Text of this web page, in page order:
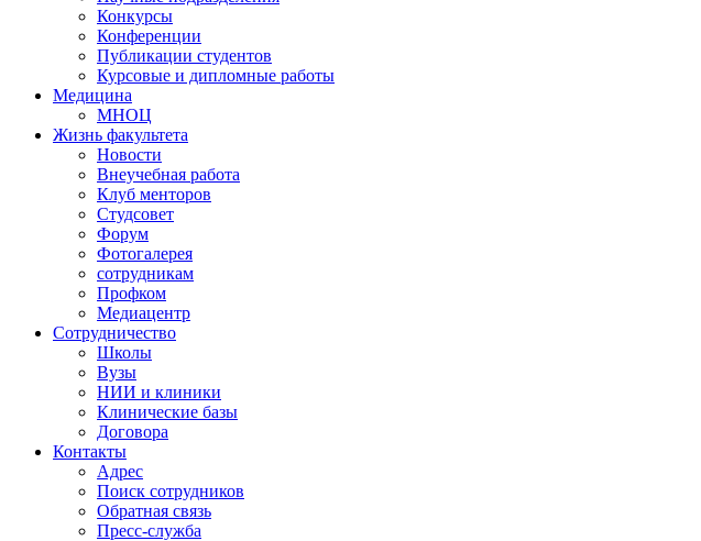
Конкурсы
Конференции
Публикации студентов
Курсовые и дипломные работы
Медицина
МНОЦ
Жизнь факультета
Новости
Внеучебная работа
Клуб менторов
Студсовет
Форум
Фотогалерея
сотрудникам
Профком
Медиацентр
Сотрудничество
Школы
Вузы
НИИ и клиники
Клинические базы
Договора
Контакты
Адрес
Поиск сотрудников
Обратная связь
Пресс-служба